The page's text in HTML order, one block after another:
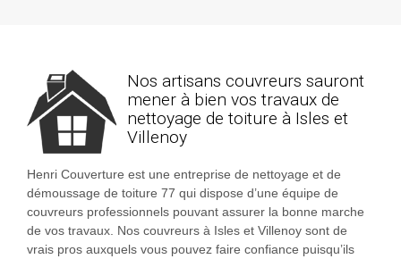
Nos artisans couvreurs sauront
mener à bien vos travaux de
nettoyage de toiture à Isles et
Villenoy
Henri Couverture est une entreprise de nettoyage et de
démoussage de toiture 77 qui dispose d’une équipe de
couvreurs professionnels pouvant assurer la bonne marche
de vos travaux. Nos couvreurs à Isles et Villenoy sont de
vrais pros auxquels vous pouvez faire confiance puisqu’ils